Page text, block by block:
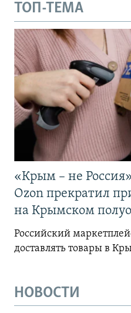
ТОП-ТЕМА
«Крым – не
Ozon прекратил
на Крымском
Российский
доставлять товары в
НОВОСТИ